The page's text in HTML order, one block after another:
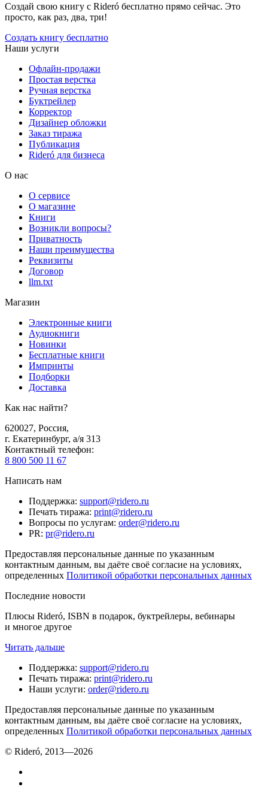
Создай свою книгу с Rideró бесплатно прямо сейчас. Это
просто, как раз, два, три!
Создать книгу бесплатно
Наши услуги
Офлайн-продажи
Простая верстка
Ручная верстка
Буктрейлер
Корректор
Дизайнер обложки
Заказ тиража
Публикация
Rideró для бизнеса
О нас
О сервисе
О магазине
Книги
Возникли вопросы?
Приватность
Наши преимущества
Реквизиты
Договор
llm.txt
Магазин
Электронные книги
Аудиокниги
Новинки
Бесплатные книги
Импринты
Подборки
Доставка
Как нас найти?
620027, Россия,
г. Екатеринбург, а/я 313
Контактный телефон:
8 800 500 11 67
Написать нам
Поддержка: support@ridero.ru
Печать тиража: print@ridero.ru
Вопросы по услугам: order@ridero.ru
PR: pr@ridero.ru
Предоставляя персональные данные по указанным
контактным данным, вы даёте своё согласие на условиях,
определенных Политикой обработки персональных данных
Последние новости
Плюсы Rideró, ISBN в подарок, буктрейлеры, вебинары
и многое другое
Читать дальше
Поддержка: support@ridero.ru
Печать тиража: print@ridero.ru
Наши услуги: order@ridero.ru
Предоставляя персональные данные по указанным
контактным данным, вы даёте своё согласие на условиях,
определенных Политикой обработки персональных данных
© Rideró, 2013—2026